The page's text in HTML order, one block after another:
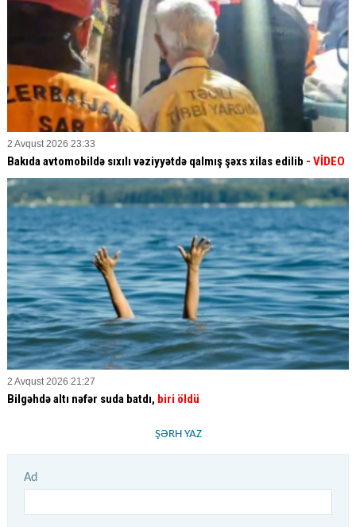
2 Avqust 2026 23:33
Bakıda avtomobildə sıxılı vəziyyətdə qalmış şəxs xilas edilib - VİDEO
2 Avqust 2026 21:27
Bilgəhdə altı nəfər suda batdı, biri öldü
ŞƏRH YAZ
Ad